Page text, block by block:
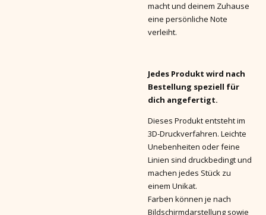
macht und deinem Zuhause
eine persönliche Note
verleiht.
Jedes Produkt wird nach
Bestellung speziell für
dich angefertigt.
Dieses Produkt entsteht im
3D-Druckverfahren. Leichte
Unebenheiten oder feine
Linien sind druckbedingt und
machen jedes Stück zu
einem Unikat.
Farben können je nach
Bildschirmdarstellung sowie